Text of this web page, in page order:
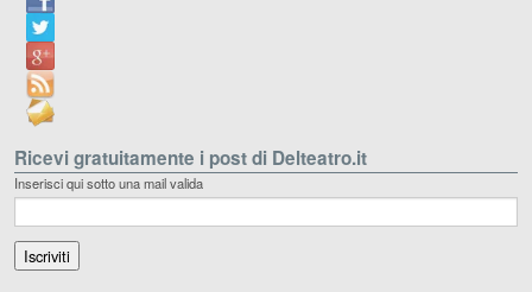
Ricevi gratuitamente i post di Delteatro.it
Inserisci qui sotto una mail valida